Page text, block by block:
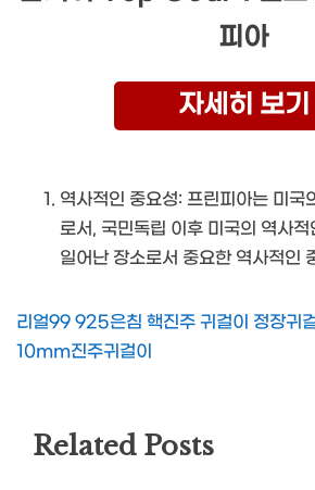
피아
자세히 보기
역사적인 중요성: 프린피아는 미국
로서, 국민독립 이후 미국의 역사적
일어난 장소로서 중요한 역사적인
리얼99 925은침 핵진주 귀걸이 정장귀
10mm진주귀걸이
Related Posts